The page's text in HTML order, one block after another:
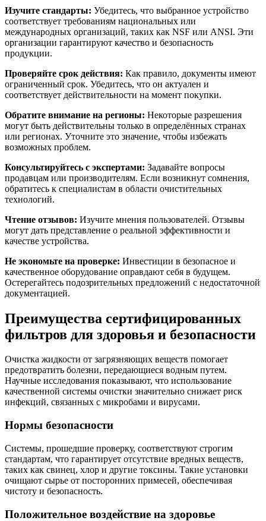
Изучите стандарты: Убедитесь, что выбранное устройство
соответствует требованиям национальных или
международных организаций, таких как NSF или ANSI. Эти
организации гарантируют качество и безопасность
продукции.
Проверяйте срок действия: Как правило, документы имеют
ограниченный срок. Убедитесь, что он актуален и
соответствует действительности на момент покупки.
Обратите внимание на регионы: Некоторые разрешения
могут быть действительны только в определённых странах
или регионах. Уточните это значение, чтобы избежать
возможных проблем.
Консультируйтесь с экспертами: Задавайте вопросы
продавцам или производителям. Если возникнут сомнения,
обратитесь к специалистам в области очистительных
технологий.
Чтение отзывов: Изучите мнения пользователей. Отзывы
могут дать представление о реальной эффективности и
качестве устройства.
Не экономьте на проверке: Инвестиции в безопасное и
качественное оборудование оправдают себя в будущем.
Остерегайтесь подозрительных предложений с недостаточной
документацией.
Преимущества сертифицированных
фильтров для здоровья и безопасности
Очистка жидкости от загрязняющих веществ помогает
предотвратить болезни, передающиеся водным путем.
Научные исследования показывают, что использование
качественной системы очистки значительно снижает риск
инфекций, связанных с микробами и вирусами.
Нормы безопасности
Системы, прошедшие проверку, соответствуют строгим
стандартам, что гарантирует отсутствие вредных веществ,
таких как свинец, хлор и другие токсины. Такие установки
очищают сырье от посторонних примесей, обеспечивая
чистоту и безопасность.
Положительное воздействие на здоровье